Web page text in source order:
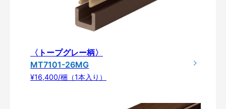
〈トープグレー柄〉
MT7101-26MG
¥16,400/梱（1本入り）